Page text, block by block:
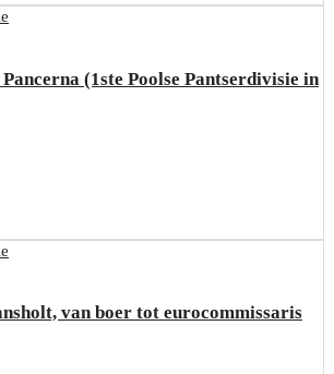
(1ste Poolse Pantserdivisie in
van boer tot eurocommissaris